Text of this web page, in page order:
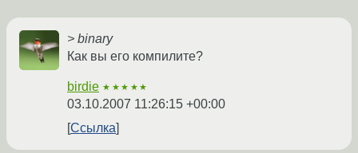
> binary
Как вы его компилите?
birdie ★★★★★
03.10.2007 11:26:15 +00:00
Ссылка